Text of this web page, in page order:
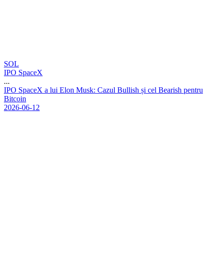
SOL
IPO SpaceX
...
IPO SpaceX a lui Elon Musk: Cazul Bullish și cel Bearish pentru
Bitcoin
2026-06-12